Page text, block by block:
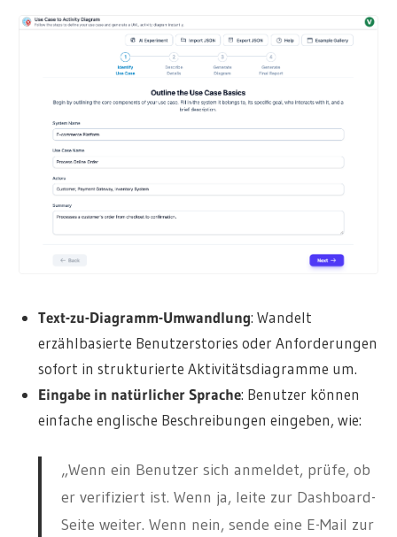
Text-zu-Diagramm-Umwandlung: Wandelt
erzählbasierte Benutzerstories oder Anforderungen
sofort in strukturierte Aktivitätsdiagramme um.
Eingabe in natürlicher Sprache: Benutzer können
einfache englische Beschreibungen eingeben, wie:
„Wenn ein Benutzer sich anmeldet, prüfe, ob
er verifiziert ist. Wenn ja, leite zur Dashboard-
Seite weiter. Wenn nein, sende eine E-Mail zur